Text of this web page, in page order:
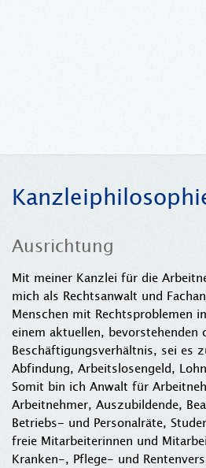
Ausrichtung
Mit meiner Kanzlei für die
mich als Rechtsanwalt und
Menschen mit Rechtsproblemen
einem aktuellen, bevorstehenden
Beschäftigungsverhältnis, sei es
Abfindung, Arbeitslosengeld,
Somit bin ich Anwalt für
Arbeitnehmer, Auszubildende,
Betriebs- und Personalräte,
freie Mitarbeiterinnen und
Kranken-, Pflege- und